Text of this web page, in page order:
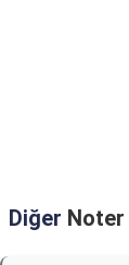
Diğer Noter